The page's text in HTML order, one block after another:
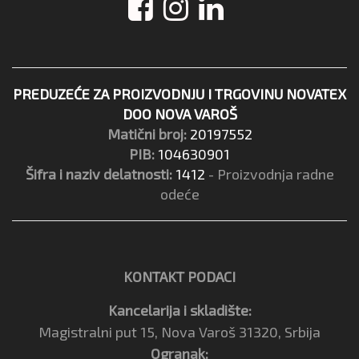
PREDUZEĆE ZA PROIZVODNJU I TRGOVINU NOVATEX
DOO NOVA VAROŠ
Matični broj: 20197552
PIB: 104630901
Šifra i naziv delatnosti: 1412 - Proizvodnja radne
odeće
KONTAKT PODACI
Kancelarija i skladište:
Magistralni put 15, Nova Varoš 31320, Srbija
Ogranak: